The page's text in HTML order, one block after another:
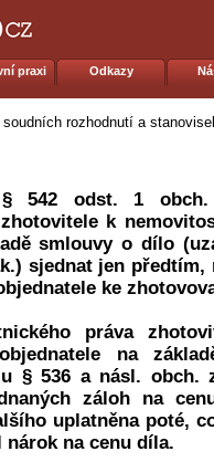
praxi Odkazy
rozhodnutí a
§ 542 odst. 1
k
smlouvy o dílo
sjednat jen
ke
práva
na
§ 536 a násl. obch.
záloh na
uplatněna poté,
na cenu díla.